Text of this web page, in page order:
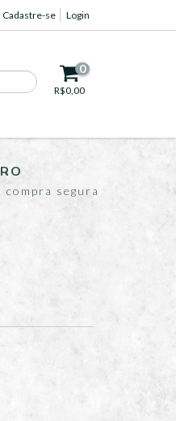
Cadastre-se Login
0
R$0,00
compra segura